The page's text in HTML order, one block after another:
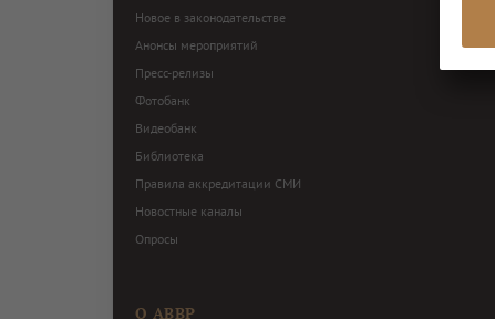
Новое в законодательстве
Анонсы мероприятий
Пресс-релизы
Фотобанк
Видеобанк
Библиотека
Правила аккредитации СМИ
Новостные каналы
Опросы
О АВВР